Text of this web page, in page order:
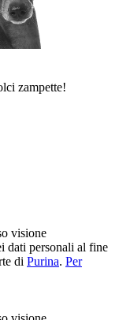
zampette!
visione
dati personali al fine
di Purina. Per